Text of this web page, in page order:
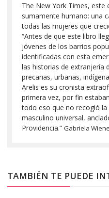
The New York Times, este
sumamente humano: una
todas las mujeres que
“Antes de que este libro
jóvenes de los barrios
identificadas con esta
las historias de extranjería
precarias, urbanas,
Arelis es su cronista
primera vez, por fin
todo eso que no recogió
masculino universal,
Providencia.” Gabriela
TAMBIÉN TE PUEDE